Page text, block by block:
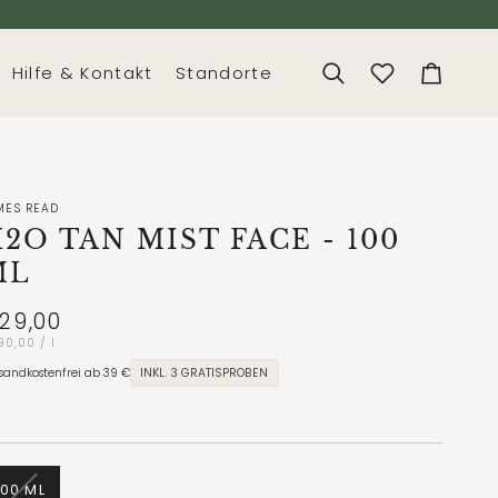
Hilfe & Kontakt Standorte Suchen
Dein
READ
TAN MIST FACE - 100
/ pro
l
ab 39 €
INKL. 3 GRATISPROBEN
ML
VARIANTE